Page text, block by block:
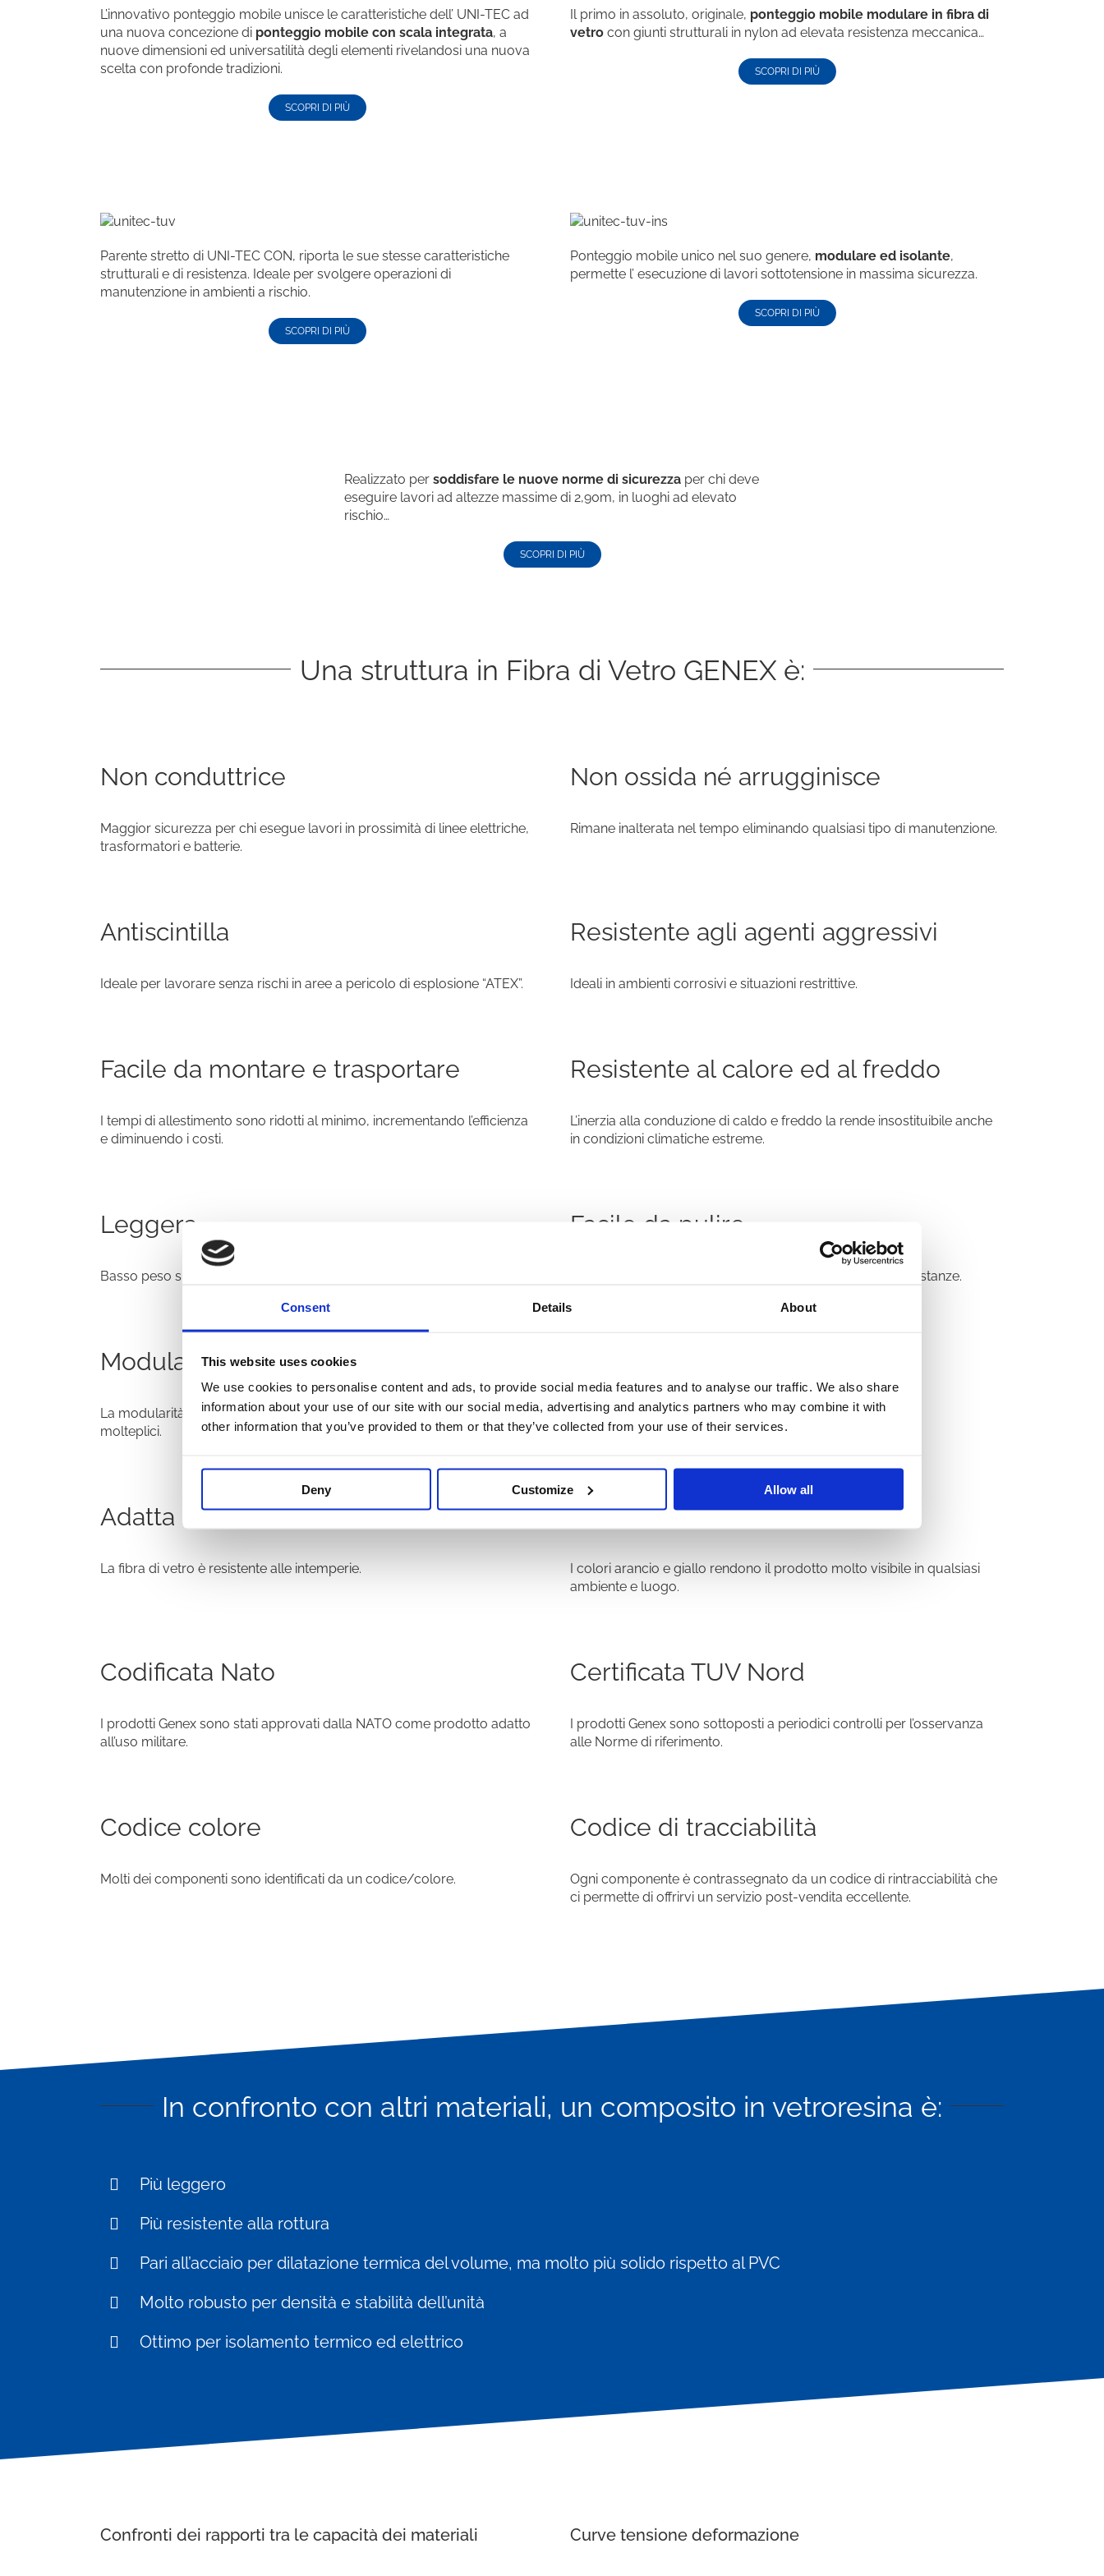
Consent Details About
This website uses cookies
We use cookies to personalise content and ads, to provide social media features and to analyse our traffic. We also share
information about your use of our site with our social media, advertising and analytics partners who may combine it with
other information that you’ve provided to them or that they’ve collected from your use of their services.
Deny Customize Allow all
L’innovativo ponteggio mobile unisce le caratteristiche dell’ UNI-TEC ad
una nuova concezione di ponteggio mobile con scala integrata, a
nuove dimensioni ed universatilità degli elementi rivelandosi una nuova
scelta con profonde tradizioni.
SCOPRI DI PIÙ
Il primo in assoluto, originale, ponteggio mobile modulare in fibra di
vetro con giunti strutturali in nylon ad elevata resistenza meccanica…
SCOPRI DI PIÙ
Parente stretto di UNI-TEC CON, riporta le sue stesse caratteristiche
strutturali e di resistenza. Ideale per svolgere operazioni di
manutenzione in ambienti a rischio.
SCOPRI DI PIÙ
Ponteggio mobile unico nel suo genere, modulare ed isolante,
permette l’ esecuzione di lavori sottotensione in massima sicurezza.
SCOPRI DI PIÙ
Realizzato per soddisfare le nuove norme di sicurezza per chi deve
eseguire lavori ad altezze massime di 2,90m, in luoghi ad elevato
rischio…
SCOPRI DI PIÙ
Una struttura in Fibra di Vetro GENEX è:
Non conduttrice
Maggior sicurezza per chi esegue lavori in prossimità di linee elettriche,
trasformatori e batterie.
Non ossida né arrugginisce
Rimane inalterata nel tempo eliminando qualsiasi tipo di manutenzione.
Antiscintilla
Ideale per lavorare senza rischi in aree a pericolo di esplosione “ATEX”.
Resistente agli agenti aggressivi
Ideali in ambienti corrosivi e situazioni restrittive.
Facile da montare e trasportare
I tempi di allestimento sono ridotti al minimo, incrementando l’efficienza
e diminuendo i costi.
Resistente al calore ed al freddo
L’inerzia alla conduzione di caldo e freddo la rende insostituibile anche
in condizioni climatiche estreme.
Leggera
Basso peso specifico ed elevate resistenze meccaniche.
Facile da pulire
Le superfici rendono semplice la rimozione di sporco e sostanze.
Modulare
La modularità dei componenti riesce a soddisfare esigenze e situazioni
molteplici.
Ruote ad alta resistenza e scorrevolezza rendono facile lo
spostamento.
Adatta ad ambiente esterni
La fibra di vetro è resistente alle intemperie.
Colorata
I colori arancio e giallo rendono il prodotto molto visibile in qualsiasi
ambiente e luogo.
Codificata Nato
I prodotti Genex sono stati approvati dalla NATO come prodotto adatto
all’uso militare.
Certificata TUV Nord
I prodotti Genex sono sottoposti a periodici controlli per l’osservanza
alle Norme di riferimento.
Codice colore
Molti dei componenti sono identificati da un codice/colore.
Codice di tracciabilità
Ogni componente è contrassegnato da un codice di rintracciabilità che
ci permette di offrirvi un servizio post-vendita eccellente.
In confronto con altri materiali, un composito in vetroresina è:
Più leggero
Più resistente alla rottura
Pari all’acciaio per dilatazione termica del volume, ma molto più solido rispetto al PVC
Molto robusto per densità e stabilità dell’unità
Ottimo per isolamento termico ed elettrico
Confronti dei rapporti tra le capacità dei materiali Curve tensione deformazione